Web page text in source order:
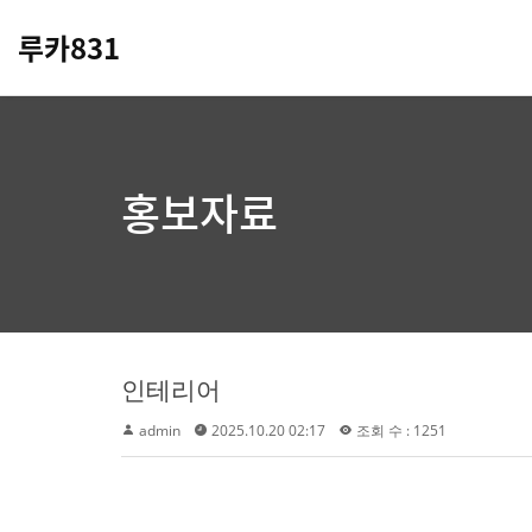
루카831
홍보자료
인테리어
admin 2025.10.20 02:17 조회 수 : 1251